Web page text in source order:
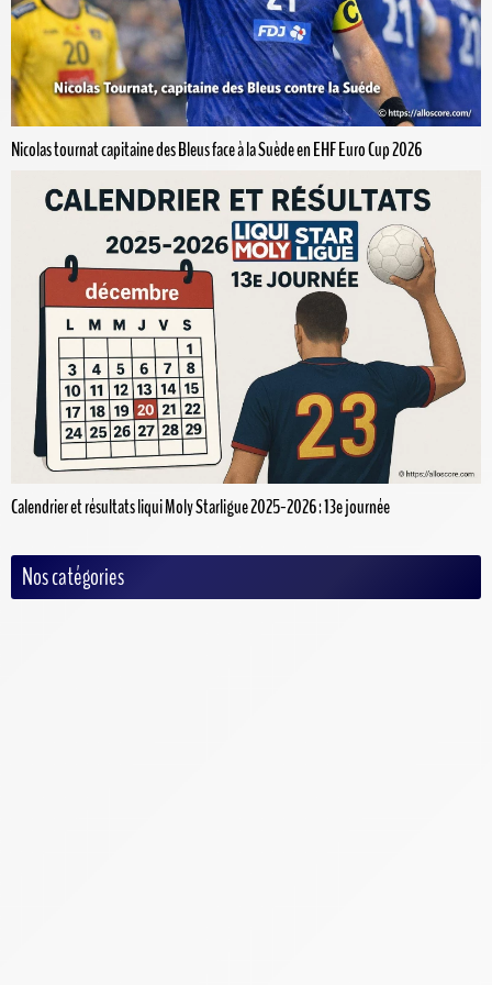
Nicolas tournat capitaine des Bleus face à la Suède en EHF Euro Cup 2026
Calendrier et résultats liqui Moly Starligue 2025-2026 : 13e journée
Nos catégories